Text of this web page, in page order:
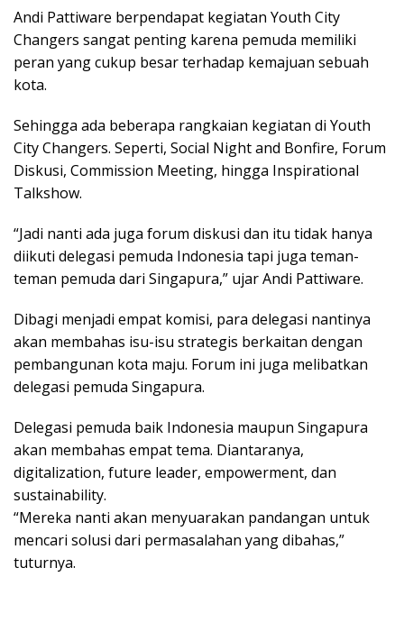
Andi Pattiware berpendapat kegiatan Youth City
Changers sangat penting karena pemuda memiliki
peran yang cukup besar terhadap kemajuan sebuah
kota.
Sehingga ada beberapa rangkaian kegiatan di Youth
City Changers. Seperti, Social Night and Bonfire, Forum
Diskusi, Commission Meeting, hingga Inspirational
Talkshow.
“Jadi nanti ada juga forum diskusi dan itu tidak hanya
diikuti delegasi pemuda Indonesia tapi juga teman-
teman pemuda dari Singapura,” ujar Andi Pattiware.
Dibagi menjadi empat komisi, para delegasi nantinya
akan membahas isu-isu strategis berkaitan dengan
pembangunan kota maju. Forum ini juga melibatkan
delegasi pemuda Singapura.
Delegasi pemuda baik Indonesia maupun Singapura
akan membahas empat tema. Diantaranya,
digitalization, future leader, empowerment, dan
sustainability.
“Mereka nanti akan menyuarakan pandangan untuk
mencari solusi dari permasalahan yang dibahas,”
tuturnya.